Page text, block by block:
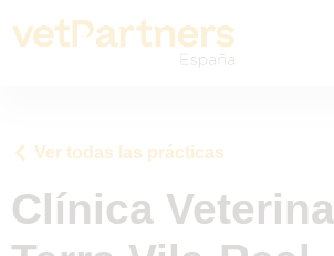
Ver todas las prácticas
Clínica